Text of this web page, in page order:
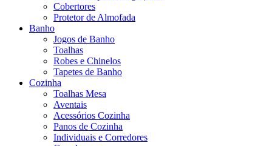
Cobertores
Protetor de Almofada
Banho
Jogos de Banho
Toalhas
Robes e Chinelos
Tapetes de Banho
Cozinha
Toalhas Mesa
Aventais
Acessórios Cozinha
Panos de Cozinha
Individuais e Corredores